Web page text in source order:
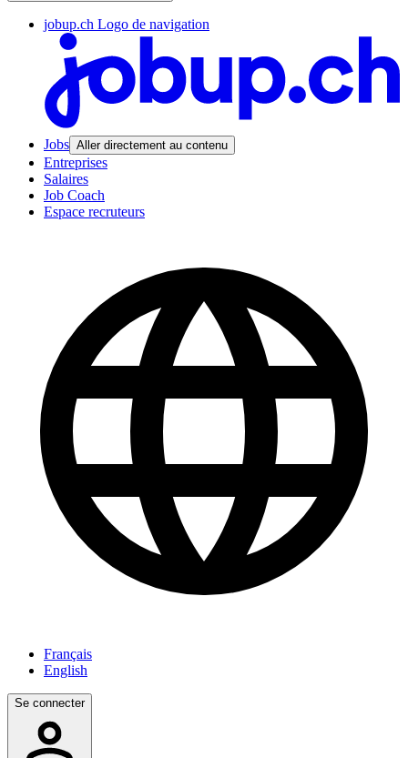
jobup.ch Logo de navigation
Jobs Aller directement au contenu
Entreprises
Salaires
Job Coach
Espace recruteurs
Français
English
Se connecter